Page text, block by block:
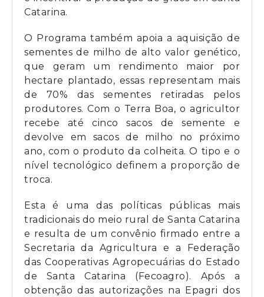
Catarina.
O Programa também apoia a aquisição de
sementes de milho de alto valor genético,
que geram um rendimento maior por
hectare plantado, essas representam mais
de 70% das sementes retiradas pelos
produtores. Com o Terra Boa, o agricultor
recebe até cinco sacos de semente e
devolve em sacos de milho no próximo
ano, com o produto da colheita. O tipo e o
nível tecnológico definem a proporção de
troca.
Esta é uma das políticas públicas mais
tradicionais do meio rural de Santa Catarina
e resulta de um convênio firmado entre a
Secretaria da Agricultura e a Federação
das Cooperativas Agropecuárias do Estado
de Santa Catarina (Fecoagro). Após a
obtenção das autorizações na Epagri dos